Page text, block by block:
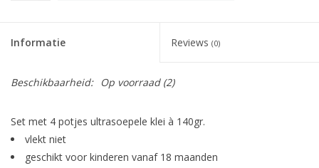
Informatie Reviews (0)
Beschikbaarheid: Op voorraad(2)
Set met 4 potjes ultrasoepele klei à 140gr.
vlekt niet
geschikt voor kinderen vanaf 18 maanden